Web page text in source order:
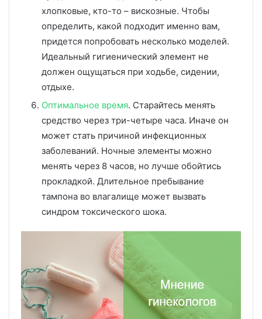
хлопковые, кто-то – вискозные. Чтобы
определить, какой подходит именно вам,
придется попробовать несколько моделей.
Идеальный гигиенический элемент не
должен ощущаться при ходьбе, сидении,
отдыхе.
Оптимальное время. Старайтесь менять
средство через три-четыре часа. Иначе он
может стать причиной инфекционных
заболеваний. Ночные элементы можно
менять через 8 часов, но лучше обойтись
прокладкой. Длительное пребывание
тампона во влагалище может вызвать
синдром токсического шока.